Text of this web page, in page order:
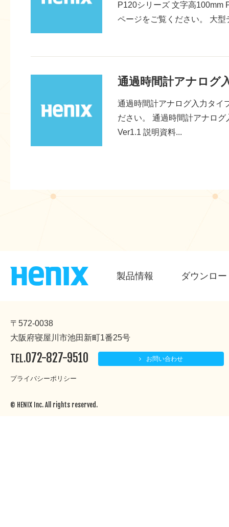
P120シリーズ 文字高100mm
ページをご覧ください。 大
通過時間計アナログ
通過時間計アナログ入力タイ
ださい。 通過時間計アナロ
Ver1.1 説明資料...
製品情報 ダウンロ
〒572-0038
大阪府寝屋川市池田新町1番25号
TEL.072-827-9510 お問い合わせ
プライバシーポリシー
© HENIX Inc. All rights reserved.